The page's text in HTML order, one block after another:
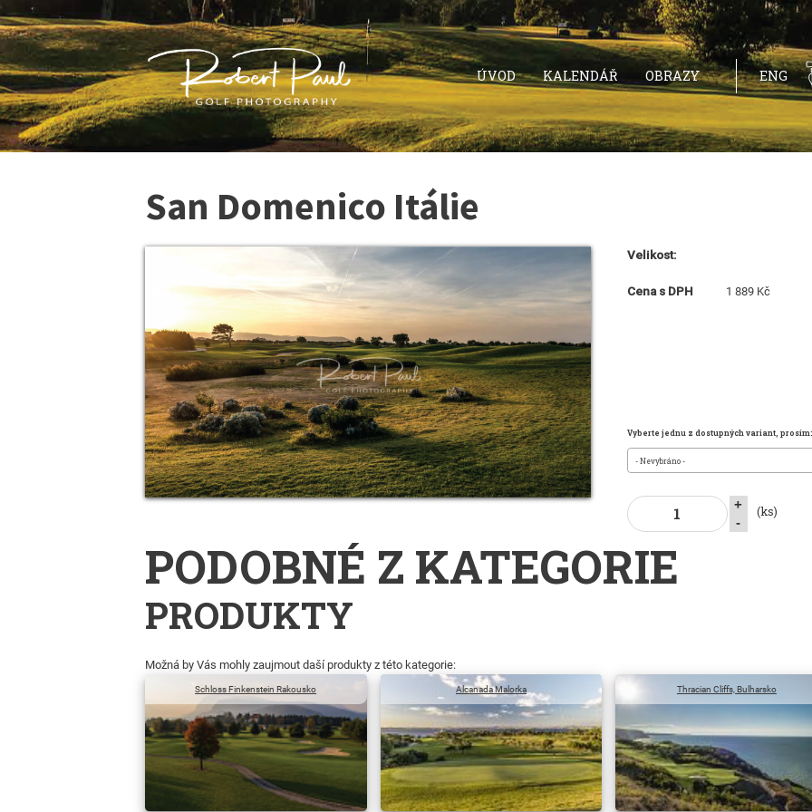
ÚVOD KALENDÁŘ OBRAZY ENG
San Domenico Itálie
Velikost:
Cena s DPH 1 889 Kč
Vyberte jednu z dostupných variant, prosím:
- Nevybráno -
+
-
(ks)
PODOBNÉ Z KATEGORIE
PRODUKTY
Možná by Vás mohly zaujmout daší produkty z této kategorie:
Schloss Finkenstein Rakousko Alcanada Malorka Thracian Cliffs, Bulharsko